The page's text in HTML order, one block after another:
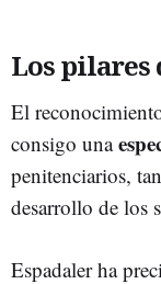
Los pilares
El
consigo una
penitenciarios,
desarrollo de los
Espadaler ha